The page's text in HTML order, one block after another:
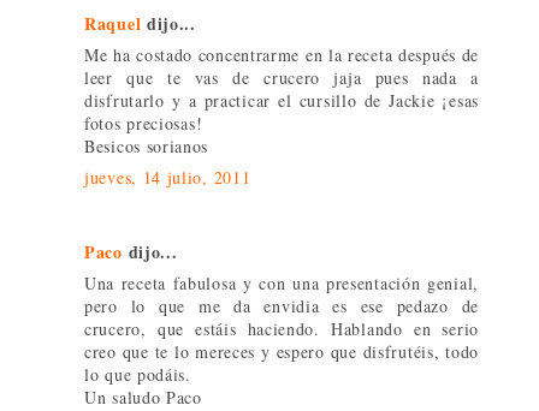
Raquel dijo...
Me ha costado concentrarme en la receta después de
leer que te vas de crucero jaja pues nada a
disfrutarlo y a practicar el cursillo de Jackie ¡esas
fotos preciosas!
Besicos sorianos
jueves, 14 julio, 2011
Paco dijo...
Una receta fabulosa y con una presentación genial,
pero lo que me da envidia es ese pedazo de
crucero, que estáis haciendo. Hablando en serio
creo que te lo mereces y espero que disfrutéis, todo
lo que podáis.
Un saludo Paco